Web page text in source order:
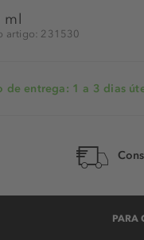
ml
artigo: 231530
de entrega: 1 a 3 dias
PARA